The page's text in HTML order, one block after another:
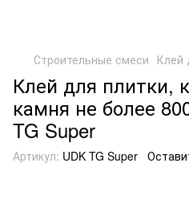
Строительные смеси Клей
Клей для плитки,
камня не более
TG Super
Артикул: UDK TG Super